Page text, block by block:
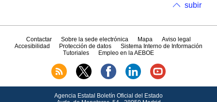
subir
Contactar Sobre la sede electrónica Mapa
Aviso legal
Accesibilidad
Protección de datos
Sistema Interno de Información
Tutoriales
Empleo en la AEBOE
Agencia Estatal Boletín Oficial del Estado